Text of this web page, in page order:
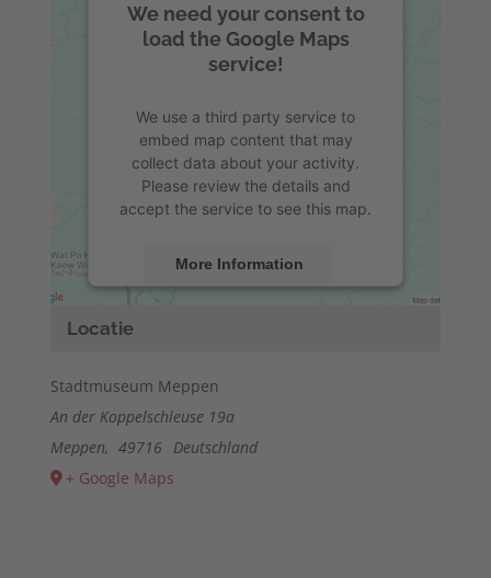
Locatie
Stadtmuseum Meppen
An der Koppelschleuse 19a
Meppen, 49716 Deutschland
+ Google Maps
We need your consent to
load the Google Maps
service!
We use a third party service to
embed map content that may
collect data about your activity.
Please review the details and
accept the service to see this map.
More Information
Management Platform